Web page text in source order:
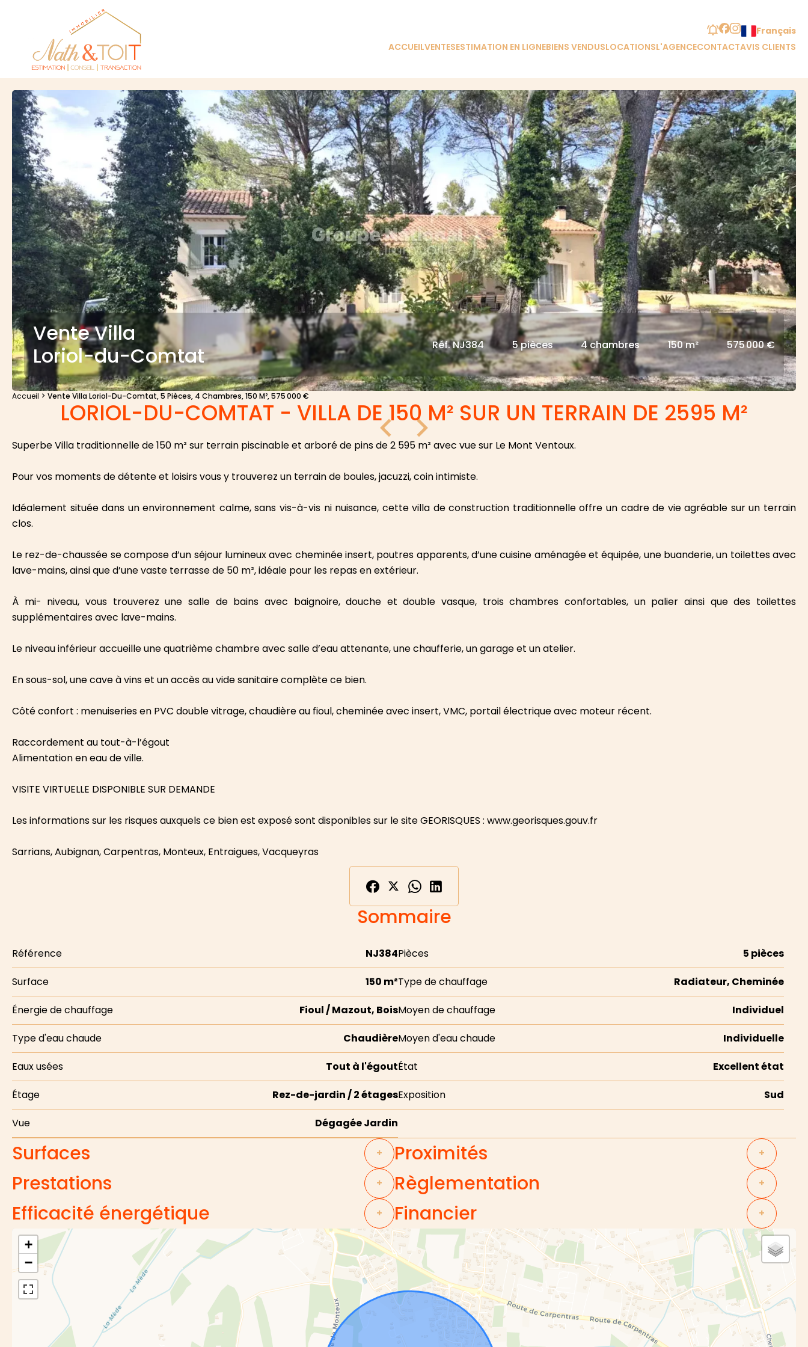
Français
ACCUEILVENTESESTIMATION EN LIGNEBIENS VENDUSLOCATIONSL'AGENCECONTACTAVIS CLIENTS
Vente Villa
Loriol-du-Comtat
Réf. NJ384 5 pièces 4 chambres 150 m² 575 000 €
Accueil Vente Villa Loriol-Du-Comtat, 5 Pièces, 4 Chambres, 150 M², 575 000 €
LORIOL-DU-COMTAT - VILLA DE 150 M² SUR UN TERRAIN DE 2595 M²
Superbe Villa traditionnelle de 150 m² sur terrain piscinable et arboré de pins de 2 595 m² avec vue sur Le Mont Ventoux.
Pour vos moments de détente et loisirs vous y trouverez un terrain de boules, jacuzzi, coin intimiste.
Idéalement située dans un environnement calme, sans vis-à-vis ni nuisance, cette villa de construction traditionnelle offre un cadre de vie agréable sur un terrain
clos.
Le rez-de-chaussée se compose d’un séjour lumineux avec cheminée insert, poutres apparents, d’une cuisine aménagée et équipée, une buanderie, un toilettes avec
lave-mains, ainsi que d’une vaste terrasse de 50 m², idéale pour les repas en extérieur.
À mi- niveau, vous trouverez une salle de bains avec baignoire, douche et double vasque, trois chambres confortables, un palier ainsi que des toilettes
supplémentaires avec lave-mains.
Le niveau inférieur accueille une quatrième chambre avec salle d’eau attenante, une chaufferie, un garage et un atelier.
En sous-sol, une cave à vins et un accès au vide sanitaire complète ce bien.
Côté confort : menuiseries en PVC double vitrage, chaudière au fioul, cheminée avec insert, VMC, portail électrique avec moteur récent.
Raccordement au tout-à-l’égout
Alimentation en eau de ville.
VISITE VIRTUELLE DISPONIBLE SUR DEMANDE
Les informations sur les risques auxquels ce bien est exposé sont disponibles sur le site GEORISQUES : www.georisques.gouv.fr
Sarrians, Aubignan, Carpentras, Monteux, Entraigues, Vacqueyras
Sommaire
Référence NJ384Pièces 5 pièces
Surface 150 m²Type de chauffage Radiateur, Cheminée
Énergie de chauffage Fioul / Mazout, BoisMoyen de chauffage Individuel
Type d'eau chaude ChaudièreMoyen d'eau chaude Individuelle
Eaux usées Tout à l'égoutÉtat Excellent état
Étage Rez-de-jardin / 2 étagesExposition Sud
Vue Dégagée Jardin
Surfaces + Proximités +
Prestations + Règlementation +
Efficacité énergétique + Financier +
+
−